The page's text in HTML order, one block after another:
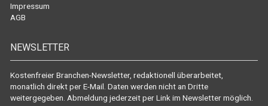
Impressum
AGB
NEWSLETTER
Kostenfreier Branchen-Newsletter, redaktionell überarbeitet,
monatlich direkt per E-Mail. Daten werden nicht an Dritte
weitergegeben. Abmeldung jederzeit per Link im Newsletter möglich.